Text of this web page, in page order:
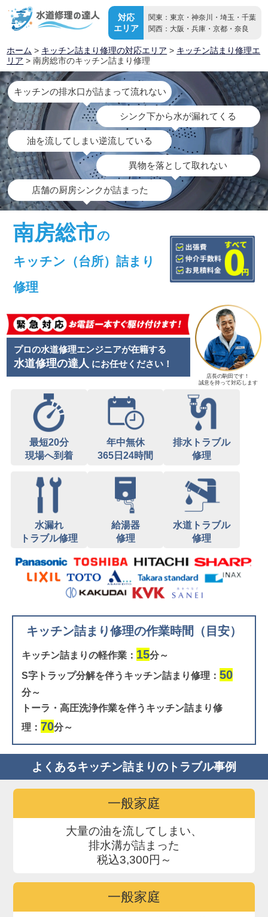
対応
エリア
関東：東京・神奈川・埼玉・千葉
関西：大阪・兵庫・京都・奈良
ホーム > キッチン詰まり修理の対応エリア > キッチン詰まり修理エ
リア > 南房総市のキッチン詰まり修理
キッチンの排水口が詰まって流れない
シンク下から水が漏れてくる
油を流してしまい逆流している
異物を落として取れない
店舗の厨房シンクが詰まった
南房総市の
キッチン（台所）詰まり
修理
プロの水道修理エンジニアが在籍する
水道修理の達人 にお任せください！
店長の駒田です！
誠意を持って対応します
最短20分
現場へ到着
年中無休
365日24時間
排水トラブル
修理
水漏れ
トラブル修理
給湯器
修理
水道トラブル
修理
キッチン詰まり修理の作業時間（目安）
キッチン詰まりの軽作業： 15分～
S字トラップ分解を伴うキッチン詰まり修理： 50
分～
トーラ・高圧洗浄作業を伴うキッチン詰まり修
理： 70分～
よくあるキッチン詰まりのトラブル事例
一般家庭
大量の油を流してしまい、
排水溝が詰まった
税込3,300円～
一般家庭